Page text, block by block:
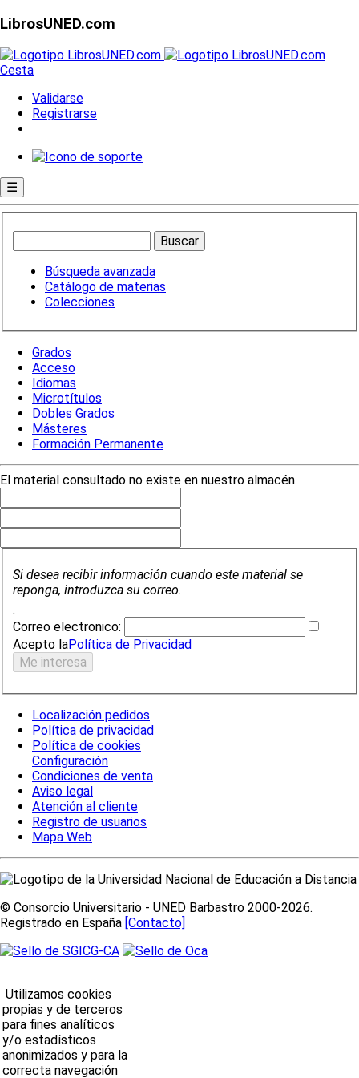
LibrosUNED.com
Cesta
Validarse
Registrarse
☰
Búsqueda avanzada
Catálogo de materias
Colecciones
Grados
Acceso
Idiomas
Microtítulos
Dobles Grados
Másteres
Formación Permanente
El material consultado no existe en nuestro almacén.
Si desea recibir información cuando este material se
reponga, introduzca su correo.
.
Correo electronico:
Acepto laPolítica de Privacidad
Localización pedidos
Política de privacidad
Política de cookies
Configuración
Condiciones de venta
Aviso legal
Atención al cliente
Registro de usuarios
Mapa Web
© Consorcio Universitario - UNED Barbastro 2000-2026.
Registrado en España [Contacto]
Utilizamos cookies
propias y de terceros
para fines analíticos
y/o estadísticos
anonimizados y para la
correcta navegación